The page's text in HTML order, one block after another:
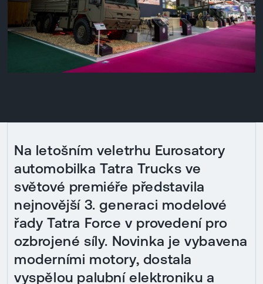
Na letošním veletrhu Eurosatory
automobilka Tatra Trucks ve
světové premiéře představila
nejnovější 3. generaci modelové
řady Tatra Force v provedení pro
ozbrojené síly. Novinka je vybavena
moderními motory, dostala
vyspělou palubní elektroniku a